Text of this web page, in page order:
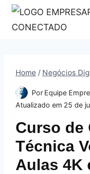
Pular
para
Home / Negócios
Por Equipe
Atualizado em 25 de
Curso de
Técnica
Aulas 4K